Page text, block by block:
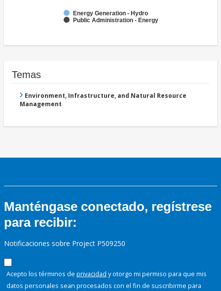
Energy Generation - Hydro
Public Administration - Energy
Temas
Environment, Infrastructure, and Natural Resource
Management
Manténgase conectado, regístrese
para recibir:
Notificaciones sobre Project P509250
Acepto los términos de privacidad y otorgo mi permiso para que mis
datos personales sean procesados con el fin de suscribirme para